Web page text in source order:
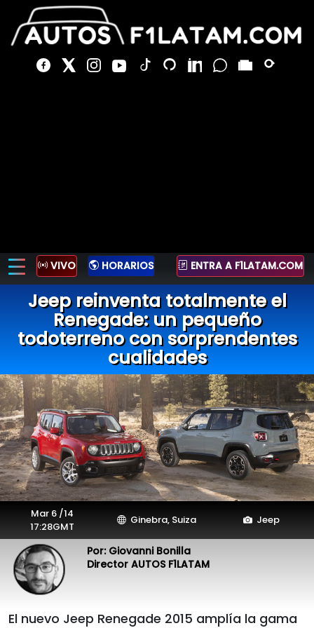
VIVO HORARIOS ENTRA A F1LATAM.COM
Jeep reinventa totalmente el
Renegade: un pequeño
todoterreno con sorprendentes
cualidades
Mar 6 /14
17:28GMT
Ginebra, Suiza Jeep
Por: Giovanni Bonilla
Director AUTOS F1LATAM
El nuevo Jeep Renegade 2015 amplía la gama